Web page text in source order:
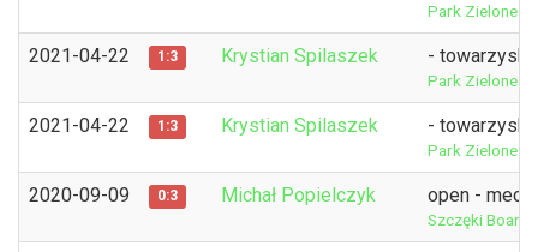
Park Zielone
2021-04-22 1:3 Krystian Spilaszek - towarzyski
Park Zielone
2021-04-22 1:3 Krystian Spilaszek - towarzyski
Park Zielone
2020-09-09 0:3 Michał Popielczyk open - mecz
Szczęki Board